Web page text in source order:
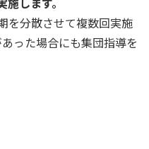
を分散させて複数回実施
った場合にも集団指導を